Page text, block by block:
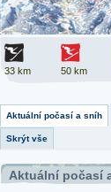
33 km 50 km
Aktuální počasí a sníh
Skrýt vše
Aktuální počasí